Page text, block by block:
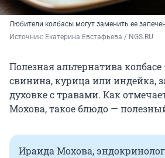
Любители колбасы могут заменить ее
Источник: Екатерина Евстафьева / NGS.RU
Полезная альтернатива
свинина, курица или индейка,
духовке с травами. Как
Мохова, такое блюдо —
Ираида Мохова,